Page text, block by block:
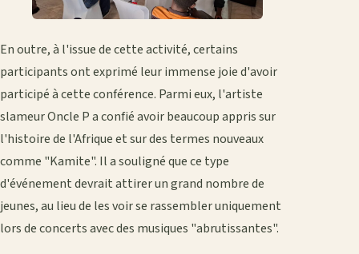
En outre, à l'issue de cette activité, certains
participants ont exprimé leur immense joie d'avoir
participé à cette conférence. Parmi eux, l'artiste
slameur Oncle P a confié avoir beaucoup appris sur
l'histoire de l'Afrique et sur des termes nouveaux
comme "Kamite". Il a souligné que ce type
d'événement devrait attirer un grand nombre de
jeunes, au lieu de les voir se rassembler uniquement
lors de concerts avec des musiques "abrutissantes".